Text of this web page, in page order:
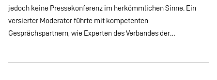
jedoch keine Pressekonferenz im herkömmlichen Sinne. Ein
versierter Moderator führte mit kompetenten
Gesprächspartnern, wie Experten des Verbandes der…